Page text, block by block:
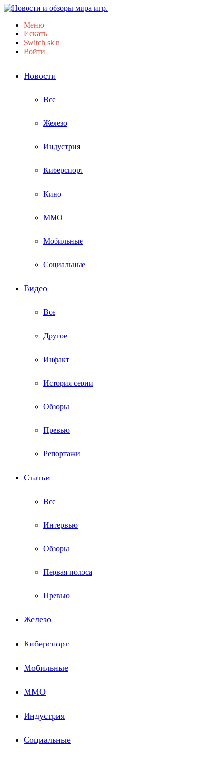
Меню
Искать
Switch skin
Войти
Новости
Все
Железо
Индустрия
Киберспорт
Кино
ММО
Мобильные
Социальные
Видео
Все
Другое
Инфакт
История серии
Обзоры
Превью
Репортажи
Статьи
Все
Интервью
Обзоры
Первая полоса
Превью
Железо
Киберспорт
Мобильные
ММО
Индустрия
Социальные